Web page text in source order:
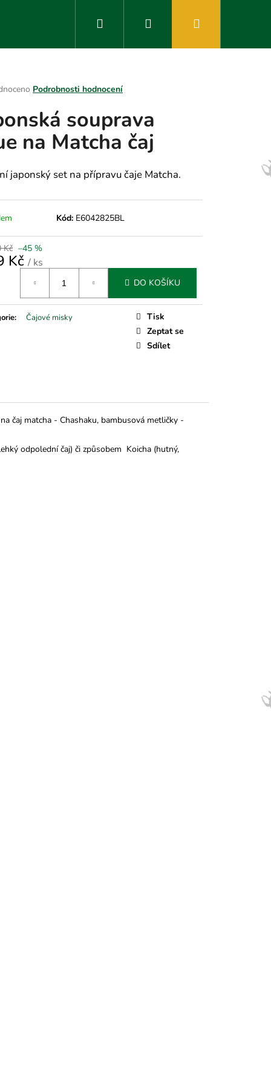
Hledat Přihlášení
Podrobnosti hodnocení
souprava
na Matcha čaj
japonský set na přípravu čaje Matcha.
Kód: E6042825BL
Kč –45 %
Kč / ks
DO KOŠÍKU
: Čajové misky
Tisk
Zeptat se
Sdílet
čaj matcha - Chashaku, bambusová metličky -
odpolední čaj) či způsobem Koicha (hutný,